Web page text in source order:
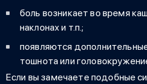
боль возникает во время
наклонах и т.п.;
появляются
тошнота или
Если вы замечаете подобные